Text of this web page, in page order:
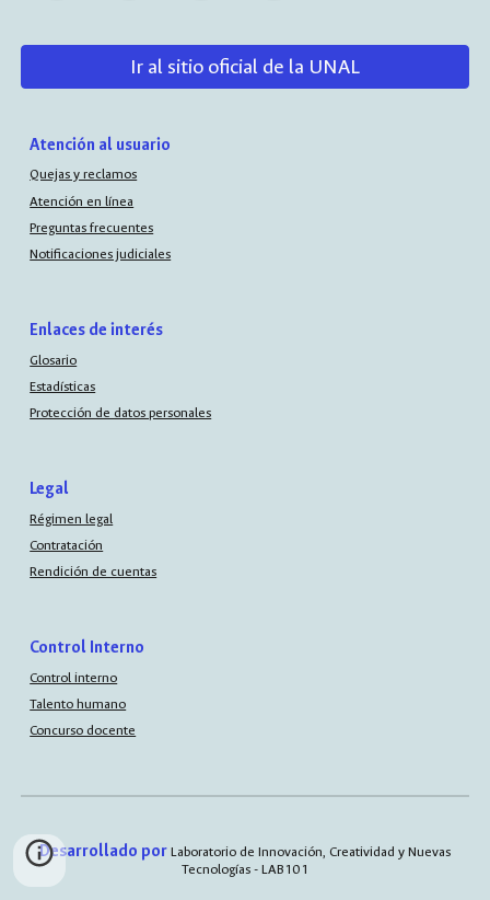
Ir al sitio oficial de la UNAL
Atención al usuario
Quejas y reclamos
Atención en línea
Preguntas frecuentes
Notificaciones judiciales
Enlaces de interés
Glosario
Estadísticas
Protección de datos personales
Legal
Régimen legal
Contratación
Rendición de cuentas
Control Interno
Control interno
Talento humano
Concurso docente
Desarrollado porLaboratorio de Innovación, Creatividad y Nuevas
Tecnologías - LAB101